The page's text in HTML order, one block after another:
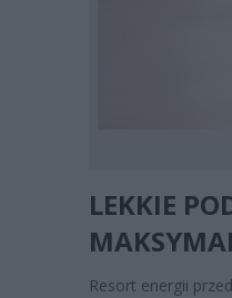
LEKKIE
Resort energii